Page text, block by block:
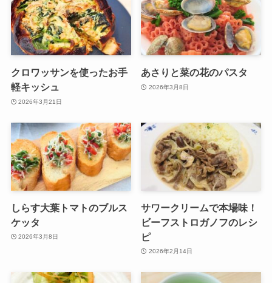
クロワッサンを使ったお手
軽キッシュ
2026年3月21日
あさりと菜の花のパスタ
2026年3月8日
しらす大葉トマトのブルス
ケッタ
2026年3月8日
サワークリームで本場味！
ビーフストロガノフのレシ
ピ
2026年2月14日